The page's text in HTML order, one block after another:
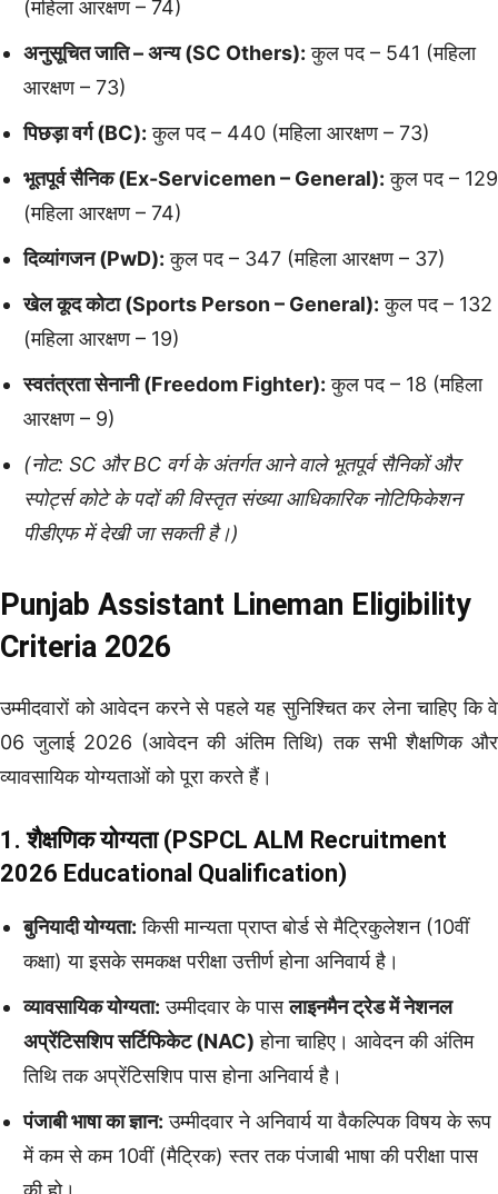
(महिला आरक्षण – 74)
अनुसूचित जाति – अन्य (SC Others): कुल पद – 541 (महिला
आरक्षण – 73)
पिछड़ा वर्ग (BC): कुल पद – 440 (महिला आरक्षण – 73)
भूतपूर्व सैनिक (Ex-Servicemen – General): कुल पद – 129
(महिला आरक्षण – 74)
दिव्यांगजन (PwD): कुल पद – 347 (महिला आरक्षण – 37)
खेल कूद कोटा (Sports Person – General): कुल पद – 132
(महिला आरक्षण – 19)
स्वतंत्रता सेनानी (Freedom Fighter): कुल पद – 18 (महिला
आरक्षण – 9)
(नोट: SC और BC वर्ग के अंतर्गत आने वाले भूतपूर्व सैनिकों और
स्पोर्ट्स कोटे के पदों की विस्तृत संख्या आधिकारिक नोटिफिकेशन
पीडीएफ में देखी जा सकती है।)
Punjab Assistant Lineman Eligibility
Criteria 2026
उम्मीदवारों को आवेदन करने से पहले यह सुनिश्चित कर लेना चाहिए कि वे
06 जुलाई 2026 (आवेदन की अंतिम तिथि) तक सभी शैक्षणिक और
व्यावसायिक योग्यताओं को पूरा करते हैं।
1. शैक्षणिक योग्यता (PSPCL ALM Recruitment
2026 Educational Qualification)
बुनियादी योग्यता: किसी मान्यता प्राप्त बोर्ड से मैट्रिकुलेशन (10वीं
कक्षा) या इसके समकक्ष परीक्षा उत्तीर्ण होना अनिवार्य है।
व्यावसायिक योग्यता: उम्मीदवार के पासलाइनमैन ट्रेड में नेशनल
अप्रेंटिसशिप सर्टिफिकेट (NAC) होना चाहिए। आवेदन की अंतिम
तिथि तक अप्रेंटिसशिप पास होना अनिवार्य है।
पंजाबी भाषा का ज्ञान: उम्मीदवार ने अनिवार्य या वैकल्पिक विषय के रूप
में कम से कम 10वीं (मैट्रिक) स्तर तक पंजाबी भाषा की परीक्षा पास